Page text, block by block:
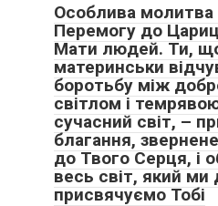
Особлива молитва
Перемогу до
Мати людей. Ти,
материнськи
боротьбу між
світлом і
сучасний світ, –
благання,
до Твого Серця, і
весь світ, який ми
присвячуємо Тобі